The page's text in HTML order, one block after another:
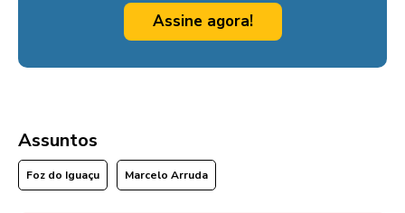
Assine agora!
Assuntos
Foz do Iguaçu Marcelo Arruda